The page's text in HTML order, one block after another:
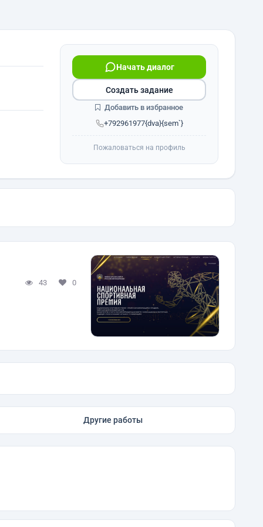
+792961977{dva}{sem`}
Начать диалог
Создать задание
Добавить в избранное
Пожаловаться на профиль
43 0
Другие работы